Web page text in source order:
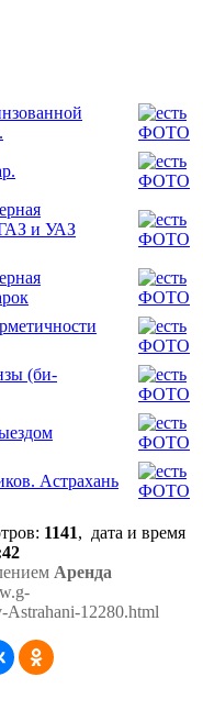
и УАЗ
(би-
Астрахань
: 1141, дата и время
Аренда
Astrahani-12280.html